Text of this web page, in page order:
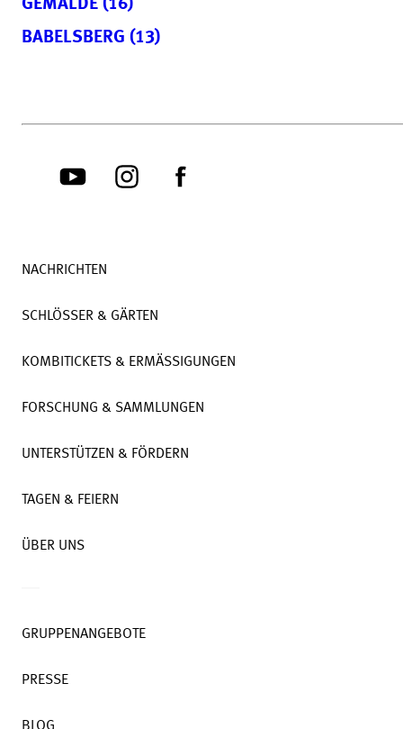
GEMÄLDE (16)
BABELSBERG (13)
NACHRICHTEN
SCHLÖSSER & GÄRTEN
KOMBITICKETS & ERMÄSSIGUNGEN
FORSCHUNG & SAMMLUNGEN
UNTERSTÜTZEN & FÖRDERN
TAGEN & FEIERN
ÜBER UNS
GRUPPENANGEBOTE
PRESSE
BLOG